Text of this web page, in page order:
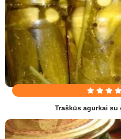
Traškūs agurkai su